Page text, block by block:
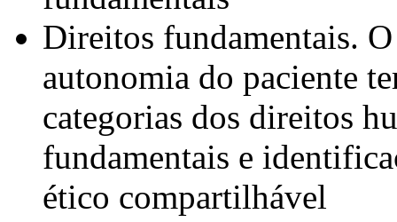
Direitos fundamentais.
autonomia do paciente
categorias dos direitos
fundamentais e
ético compartilhável